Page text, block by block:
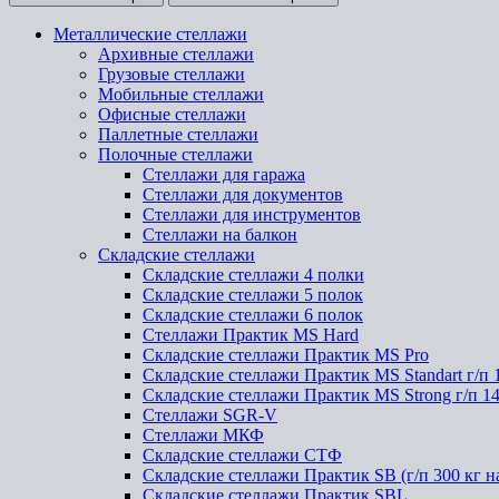
Металлические стеллажи
Архивные стеллажи
Грузовые стеллажи
Мобильные стеллажи
Офисные стеллажи
Паллетные стеллажи
Полочные стеллажи
Стеллажи для гаража
Стеллажи для документов
Стеллажи для инструментов
Стеллажи на балкон
Складские стеллажи
Складские стеллажи 4 полки
Складские стеллажи 5 полок
Складские стеллажи 6 полок
Стеллажи Практик MS Hard
Складские стеллажи Практик MS Pro
Складские стеллажи Практик MS Standart г/п
Складские стеллажи Практик MS Strong г/п
Стеллажи SGR-V
Стеллажи МКФ
Складские стеллажи СТФ
Складские стеллажи Практик SB (г/п 300 кг
Складские стеллажи Практик SBL